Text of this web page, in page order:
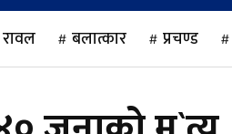
बलात्कार प्रचण्ड